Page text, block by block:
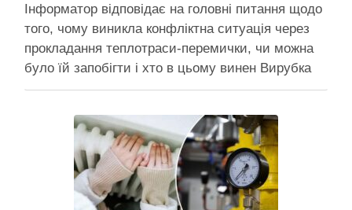
Інформатор відповідає на головні питання щодо
того, чому виникла конфліктна ситуація через
прокладання теплотраси-перемички, чи можна
було їй запобігти і хто в цьому винен Вирубка
дерев триває, почали й прокладати теплотрасу
суботу, 8 серпня 2026 року, на Теремках у Києві
почалася вже …
Поділитися у соцмережах: